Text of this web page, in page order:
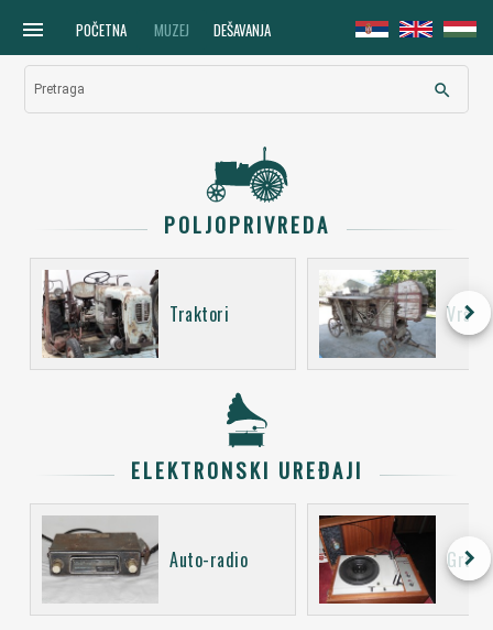
menu POČETNA MUZEJ DEŠAVANJA
Pretraga search
POLJOPRIVREDA
Traktori keyboard_arrow_right
ELEKTRONSKI UREĐAJI
Auto-radio keyboard_arrow_right